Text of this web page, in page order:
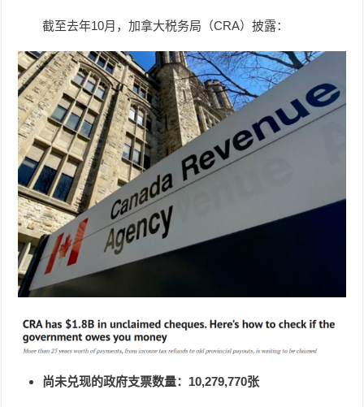
截至去年10月，加拿大税务局（CRA）披露：
尚未兑现的政府支票数量：10,279,770张